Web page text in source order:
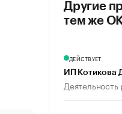
Другие
тем же
ДЕЙСТВУЕТ
ИП Котикова